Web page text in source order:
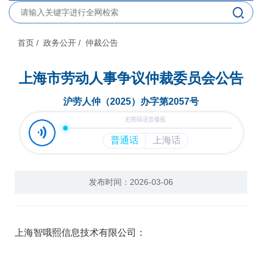
首页 / 政务公开 / 仲裁公告
上海市劳动人事争议仲裁委员会公告
沪劳人仲（2025）办字第2057号
发布时间：2026-03-06
上海智哦熙信息技术有限公司：